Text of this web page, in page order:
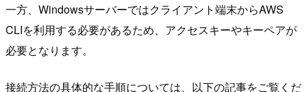
一方、Windowsサーバーではクライアント端末からAWS
CLIを利用する必要があるため、アクセスキーやキーペアが
必要となります。
接続方法の具体的な手順については、以下の記事をご覧くだ